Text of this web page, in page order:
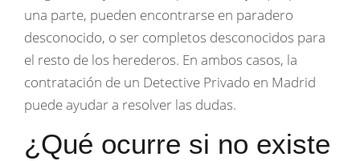
una parte, pueden encontrarse en paradero
desconocido, o ser completos desconocidos para
el resto de los herederos. En ambos casos, la
contratación de un Detective Privado en Madrid
puede ayudar a resolver las dudas.
¿Qué ocurre si no existe